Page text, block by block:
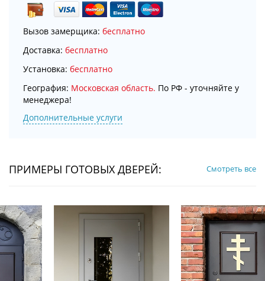
Вызов замерщика: бесплатно
Доставка: бесплатно
Установка: бесплатно
География: Московская область. По РФ - уточняйте у
менеджера!
Дополнительные услуги
ПРИМЕРЫ ГОТОВЫХ ДВЕРЕЙ: Смотреть все